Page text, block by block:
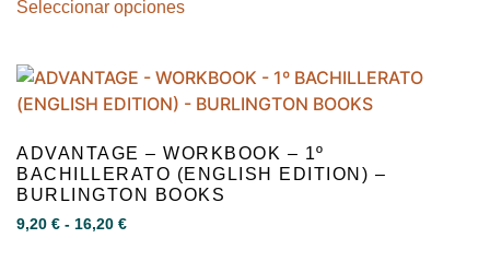
Seleccionar opciones
ADVANTAGE – WORKBOOK – 1º
BACHILLERATO (ENGLISH EDITION) –
BURLINGTON BOOKS
9,20 € - 16,20 €